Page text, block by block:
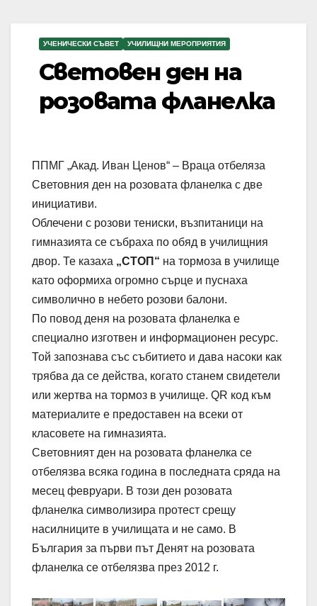
УЧЕНИЧЕСКИ СЪВЕТ УЧИЛИЩНИ МЕРОПРИЯТИЯ
Световeн ден на
розовата фланелка
ППМГ „Акад. Иван Ценов“ – Враца отбеляза
Световния ден на розовата фланелка с две
инициативи.
Облечени с розови тениски, възпитаници на
гимназията се събраха по обяд в училищния
двор. Те казаха „СТОП“ на тормоза в училище
като оформиха огромно сърце и пуснаха
символично в небето розови балони.
По повод деня на розовата фланелка е
специално изготвен и информационен ресурс.
Той запознава със събитието и дава насоки как
трябва да се действа, когато станем свидетели
или жертва на тормоз в училище. QR код към
материалите е предоставен на всеки от
класовете на гимназията.
Световният ден на розовата фланелка се
отбелязва всяка година в последната сряда на
месец февруари. В този ден розовата
фланелка символизира протест срещу
насилниците в училищата и не само. В
България за първи път Денят на розовата
фланелка се отбелязва през 2012 г.